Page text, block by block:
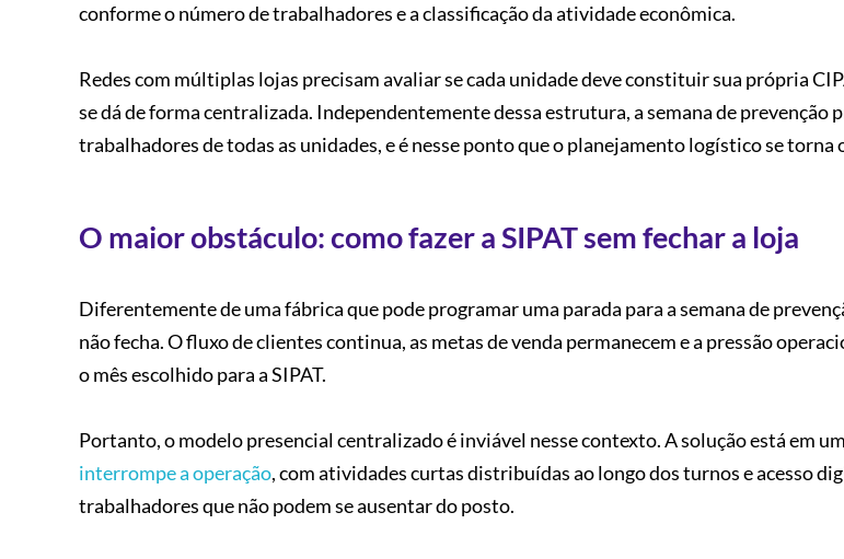
conforme o número de trabalhadores e a classificação da atividade econômica.
Redes com múltiplas lojas precisam avaliar se cada unidade deve constituir sua própria
se dá de forma centralizada. Independentemente dessa estrutura, a semana de prevenção
trabalhadores de todas as unidades, e é nesse ponto que o planejamento logístico se torna
O maior obstáculo: como fazer a SIPAT sem fechar a loja
Diferentemente de uma fábrica que pode programar uma parada para a semana de
não fecha. O fluxo de clientes continua, as metas de venda permanecem e a pressão
o mês escolhido para a SIPAT.
Portanto, o modelo presencial centralizado é inviável nesse contexto. A solução está em
interrompe a operação, com atividades curtas distribuídas ao longo dos turnos e acesso
trabalhadores que não podem se ausentar do posto.